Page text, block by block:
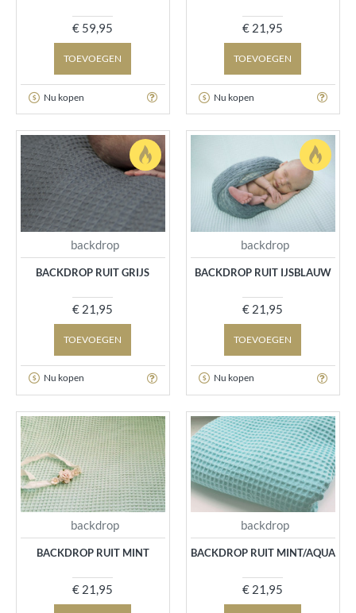
€ 59,95
TOEVOEGEN
Nu kopen
€ 21,95
TOEVOEGEN
Nu kopen
backdrop
BACKDROP RUIT GRIJS
€ 21,95
TOEVOEGEN
Nu kopen
backdrop
BACKDROP RUIT IJSBLAUW
€ 21,95
TOEVOEGEN
Nu kopen
backdrop
BACKDROP RUIT MINT
€ 21,95
backdrop
BACKDROP RUIT MINT/AQUA
€ 21,95